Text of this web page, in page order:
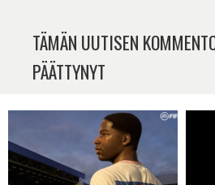
TÄMÄN UUTISEN
PÄÄTTYNYT